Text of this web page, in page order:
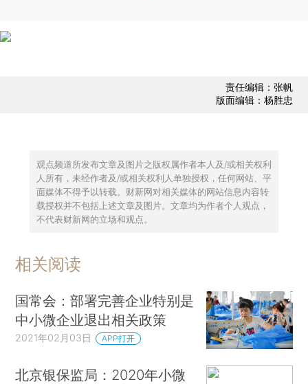
责任编辑：张帆
版面编辑：杨胜忠
观点频道所发布文章及图片之版权属作者本人及/或相关权利
人所有，未经作者及/或相关权利人单独授权，任何网站、平
面媒体不得予以转载。财新网对相关媒体的网站信息内容转
载授权并不包括上述文章及图片。文章均为作者个人观点，
不代表财新网的立场和观点。
相关阅读
国常会：部署完善企业特别是
中小微企业退出相关政策
2021年02月03日 APP打开
北京银保监局：2020年小微